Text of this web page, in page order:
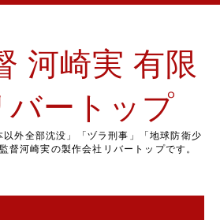
河崎実 有限
バートップ
以外全部沈没」「ヅラ刑事」「地球防衛少
督河崎実の製作会社リバートップです。